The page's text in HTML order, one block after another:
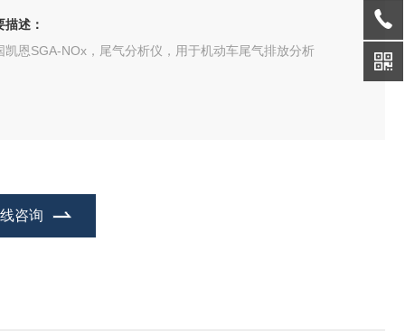
描述：
凯恩SGA-NOx，尾气分析仪，用于机动车尾气排放分析
咨询